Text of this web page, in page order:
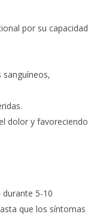
por su capacidad
dolor y favoreciendo
durante 5-10
que los síntomas